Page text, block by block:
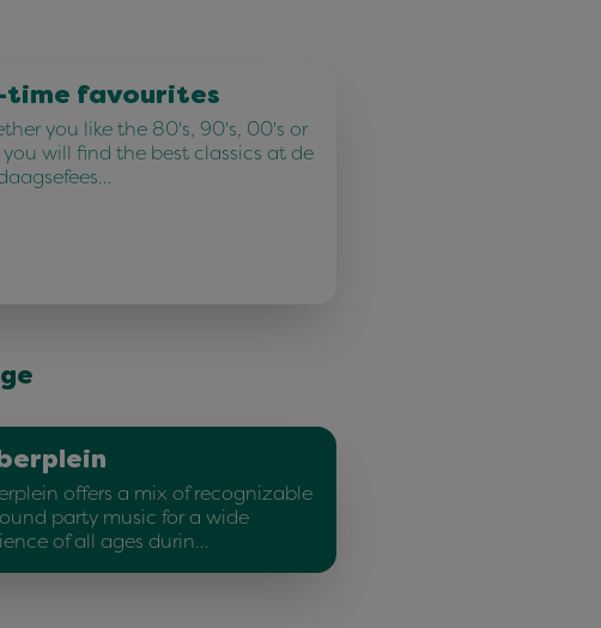
time favourites
you like the 80's, 90's, 00's or
you will find the best classics at de
offers a mix of recognizable
party music for a wide
of all ages durin…